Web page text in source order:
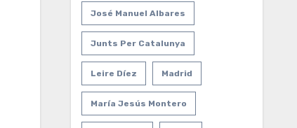
José Manuel Albares
Junts Per Catalunya
Leire Díez Madrid
María Jesús Montero